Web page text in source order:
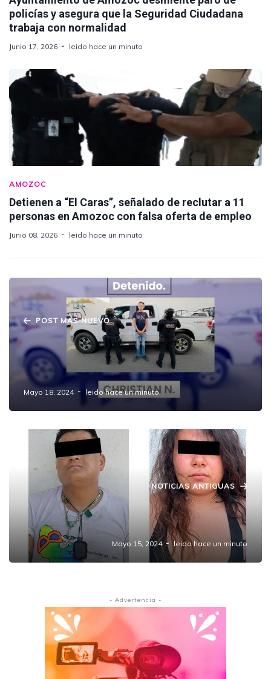
policías y asegura que la Seguridad Ciudadana
trabaja con normalidad
Junio 17, 2026 leido hace un minuto
AMOZOC
Detienen a “El Caras”, señalado de reclutar a 11
personas en Amozoc con falsa oferta de empleo
Junio 08, 2026 leido hace un minuto
POST MAS NUEVO
Detenido en Amozoc: Operativo exitoso del
Grupo FERI de la SSP recupera camioneta
robada
Mayo 18, 2024 leido hace un minuto
NOTICIAS ANTIGUAS
Detienen a líder de la banda "Los Reales" en
zona limítrofe con Amozoc.
Mayo 15, 2024 leido hace un minuto
- Advertencia -